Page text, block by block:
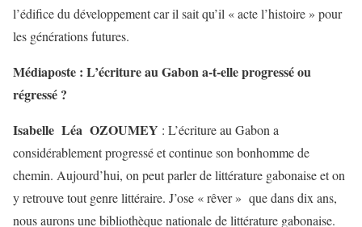
l’édifice du développement car il sait qu’il « acte l’histoire » pour
les générations futures.
Médiaposte : L’écriture au Gabon a-t-elle progressé ou
régressé ?
Isabelle Léa OZOUMEY : L’écriture au Gabon a
considérablement progressé et continue son bonhomme de
chemin. Aujourd’hui, on peut parler de littérature gabonaise et on
y retrouve tout genre littéraire. J’ose « rêver » que dans dix ans,
nous aurons une bibliothèque nationale de littérature gabonaise.